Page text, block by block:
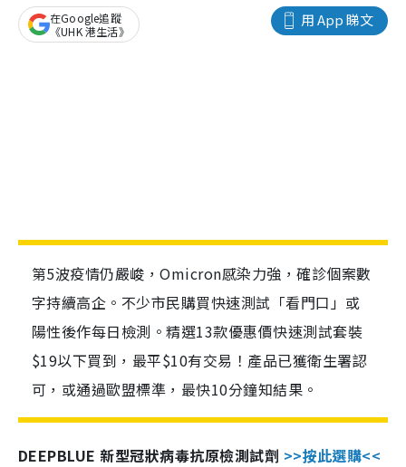
用 App 睇文
在Google追蹤
《UHK 港生活》
第5波疫情仍嚴峻，Omicron感染力強，確診個案數
字持續高企。不少市民購買快速測試「看門口」或
陽性後作每日檢測。精選13款優惠價快速測試套裝
$19以下買到，最平$10有交易！產品已獲衛生署認
可，或通過歐盟標準，最快10分鐘知結果。
DEEPBLUE 新型冠狀病毒抗原檢測試劑 >>按此選購<<